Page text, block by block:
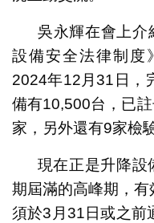
吳永輝在會上介
設備安全法律制度
2024年12月31日，
備有10,500台，已
家，另外還有9家檢
現在正是升降設
期屆滿的高峰期，
須於3月31日或之前